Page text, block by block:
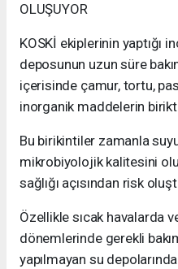
OLUŞUYOR
KOSKİ ekiplerinin yaptığı
deposunun uzun süre
içerisinde çamur, tortu,
inorganik maddelerin
Bu birikintiler zamanla
mikrobiyolojik kalitesini
sağlığı açısından risk
Özellikle sıcak havalarda
dönemlerinde gerekli
yapılmayan su